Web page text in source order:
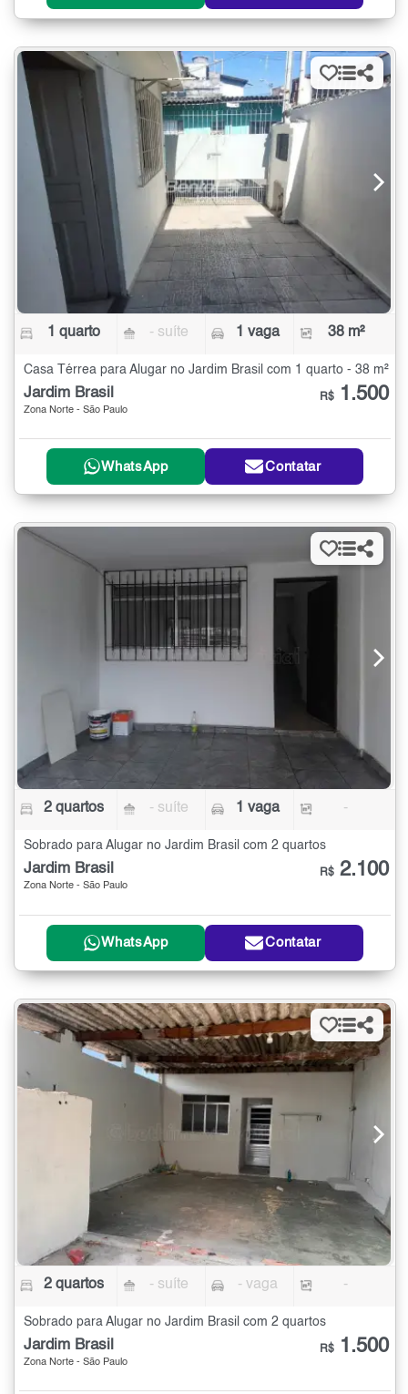
1 quarto - suíte 1 vaga 38 m²
Casa Térrea para Alugar no Jardim Brasil com 1 quarto - 38 m²
Jardim Brasil
Zona Norte - São Paulo
R$ 1.500
WhatsApp Contatar
2 quartos - suíte 1 vaga -
Sobrado para Alugar no Jardim Brasil com 2 quartos
Jardim Brasil
Zona Norte - São Paulo
R$ 2.100
WhatsApp Contatar
2 quartos - suíte - vaga -
Sobrado para Alugar no Jardim Brasil com 2 quartos
Jardim Brasil
Zona Norte - São Paulo
R$ 1.500